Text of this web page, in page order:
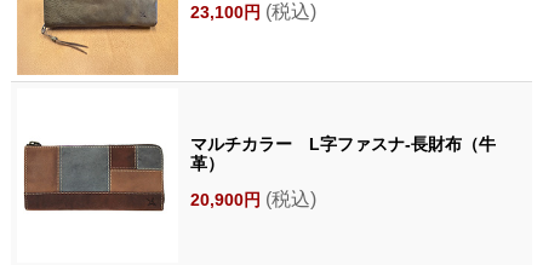
23,100円 (税込)
マルチカラー L字ファスナ-長財布（牛
革）
20,900円 (税込)